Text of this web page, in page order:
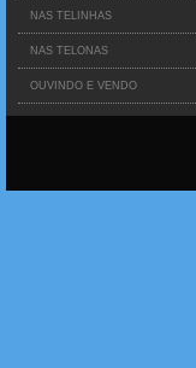
NAS TELINHAS
NAS TELONAS
OUVINDO E VENDO